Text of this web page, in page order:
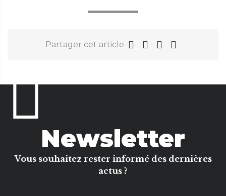
Partager cet article
Newsletter
Vous souhaitez rester informé des dernières
actus ?